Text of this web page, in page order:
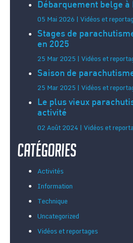
Débarquement belge à
05 Mai 2026 | Vidéos et
Stages de
en 2025
25 Mar 2025 | Vidéos et
Saison de
25 Mar 2025 | Vidéos et
Le plus vieux
activité
02 Août 2024 | Vidéos et
Catégories
Activités
Information
Technique
Uncategorized
Vidéos et reportages